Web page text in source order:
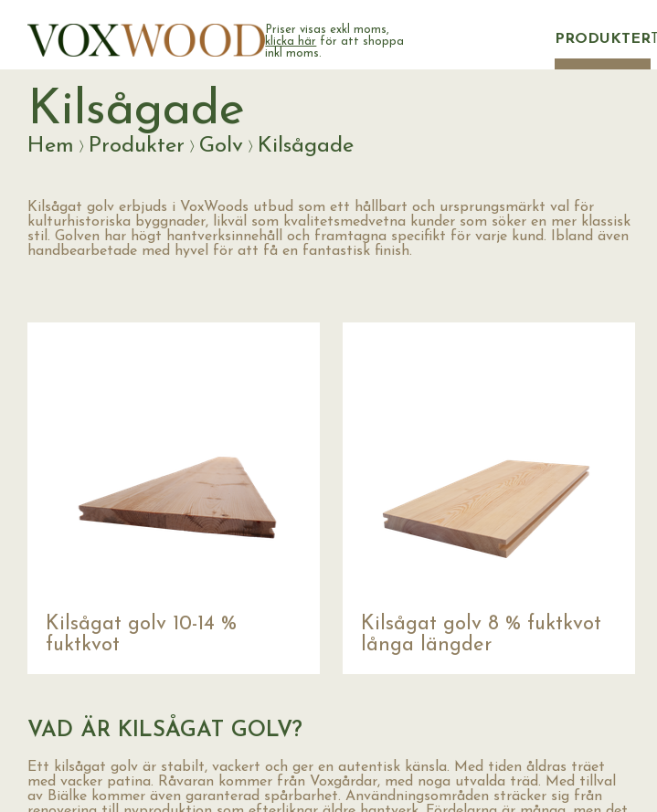
Priser visas exkl moms,
klicka här för att shoppa
inkl moms.
PRODUKTER
Kilsågade
Hem Produkter Golv Kilsågade
Kilsågat golv erbjuds i VoxWoods utbud som ett hållbart och ursprungsmärkt val för
kulturhistoriska byggnader, likväl som kvalitetsmedvetna kunder som söker en mer klassisk
stil. Golven har högt hantverksinnehåll och framtagna specifikt för varje kund. Ibland även
handbearbetade med hyvel för att få en fantastisk finish.
Kilsågat golv 10-14 %
fuktkvot
Kilsågat golv 8 % fuktkvot
långa längder
VAD ÄR KILSÅGAT GOLV?
Ett kilsågat golv är stabilt, vackert och ger en autentisk känsla. Med tiden åldras träet
med vacker patina. Råvaran kommer från Voxgårdar, med noga utvalda träd. Med tillval
av Biälke kommer även garanterad spårbarhet. Användningsområden sträcker sig från